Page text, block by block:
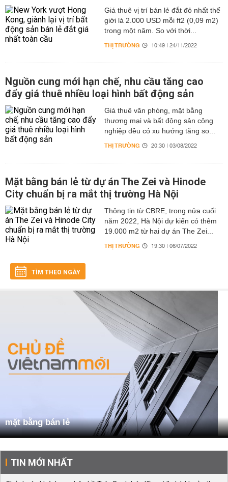
Giá thuê vị trí bán lẻ đắt đỏ nhất thế
giới là 2.000 USD mỗi ft2 (0,09 m2)
trong một năm. So với thời...
THỊ TRƯỜNG 10:49 | 24/11/2022
Nguồn cung mới hạn chế, nhu cầu tăng cao
đẩy giá thuê nhiều loại hình bất động sản
Giá thuê văn phòng, mặt bằng
thương mại và bất động sản công
nghiệp đều có xu hướng tăng so...
THỊ TRƯỜNG 20:30 | 03/08/2022
Mặt bằng bán lẻ từ dự án The Zei và Hinode
City chuẩn bị ra mắt thị trường Hà Nội
Thông tin từ CBRE, trong nửa cuối
năm 2022, Hà Nội dự kiến có thêm
19.000 m2 từ hai dự án The Zei...
THỊ TRƯỜNG 19:30 | 06/07/2022
TÌM THEO NGÀY
mặt bằng bán lẻ
TIN MỚI NHẤT